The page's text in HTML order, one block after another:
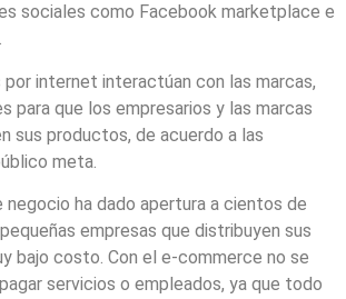
sociales como Facebook marketplace e
por internet interactúan con las marcas,
para que los empresarios y las marcas
sus productos, de acuerdo a las
meta.
negocio ha dado apertura a cientos de
empresas que distribuyen sus
bajo costo. Con el e-commerce no se
servicios o empleados, ya que todo